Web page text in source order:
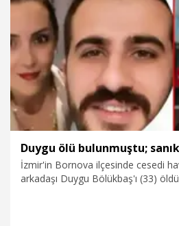
13.02.2026
İzmir'in Bornova ilçesinde cesedi
arkadaşı Duygu Bölükbaş'ı (33)